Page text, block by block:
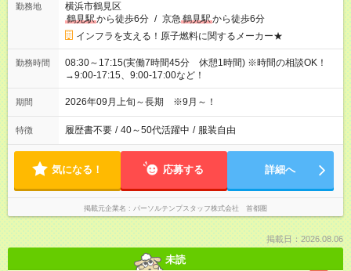
勤務地
横浜市鶴見区
鶴見駅から徒歩6分 / 京急 鶴見駅から徒歩6分
インフラを支える！原子燃料に関するメーカー★
勤務時間
08:30～17:15(実働7時間45分 休憩1時間) ※時間の相談OK！
→9:00-17:15、9:00-17:00など！
期間 2026年09月上旬～長期 ※9月～！
特徴 履歴書不要 / 40～50代活躍中 / 服装自由
気になる！ 応募する 詳細へ
掲載元企業名 パーソルテンプスタッフ株式会社 首都圏
掲載日：2026.08.06
未読